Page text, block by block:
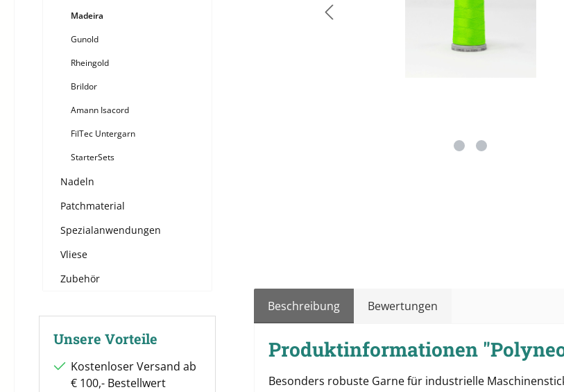
Madeira
Gunold
Rheingold
Brildor
Amann Isacord
FilTec Untergarn
StarterSets
Nadeln
Patchmaterial
Spezialanwendungen
Vliese
Zubehör
Unsere Vorteile
Kostenloser Versand ab
€ 100,- Bestellwert
Beschreibung Bewertungen
Produktinformationen
Besonders robuste Garne für industrielle